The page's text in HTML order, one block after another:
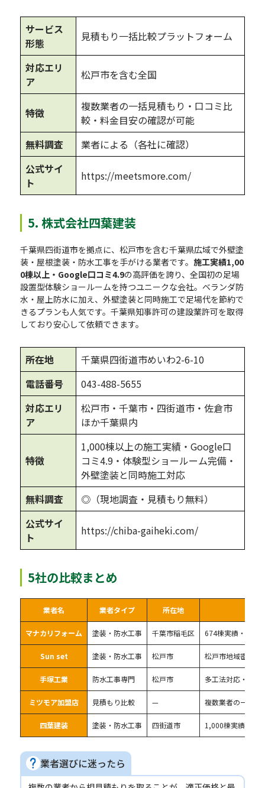
サービス
形態
見積もり一括比較プラットフォーム
対応エリ
ア
松戸市を含む全国
特徴
複数業者の一括見積もり・口コミ比
較・料金目安の確認が可能
無料調査
業者による（各社に確認）
公式サイ
ト
https://meetsmore.com/
5. 株式会社四葉建装
千葉県四街道市を拠点に、松戸市を含む千葉県広域で外壁塗
装・屋根塗装・防水工事を手がける業者です。 施工実績1,00
0棟以上・Google口コミ4.9の高評価を誇り、全国初の足場
設置型体験ショールームを持つユニークな会社。ベランダ防
水・屋上防水に加え、外壁塗装と同時施工で足場代を節約で
きるプランも人気です。千葉県知事許可の建設業許可を取得
しており安心して依頼できます。
所在地
千葉県四街道市めいわ2-6-10
電話番号
043-488-5655
対応エリ
ア
松戸市・千葉市・四街道市・佐倉市
ほか千葉県内
特徴
1,000棟以上の施工実績・Google口
コミ4.9・体験型ショールーム完備・
外壁塗装と同時施工対応
無料調査
◎（現地調査・見積もり無料）
公式サイ
ト
https://chiba-gaiheki.com/
5社の比較まとめ
業者名 業者タイプ 所在地
マナカリフォーム 塗装・防水工事 千葉市稲毛区 674棟実績・口コ
Sun set 塗装・防水工事 松戸市 松戸市地域密着・
手塚工業 防水工事専門 松戸市 多工法対応・松戸
ミツモア加盟店 見積もり比較 — 複数業者の一括見
四葉建装 塗装・防水工事 四街道市 1,000棟実績・口
業者選びに迷ったら